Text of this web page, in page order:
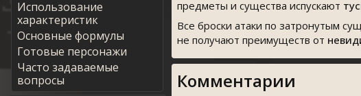
Использование
характеристик
Основные формулы
Готовые персонажи
Часто задаваемые
вопросы
предметы и существа испускают
Все броски атаки по затронутым
не получают преимуществ от
Комментарии